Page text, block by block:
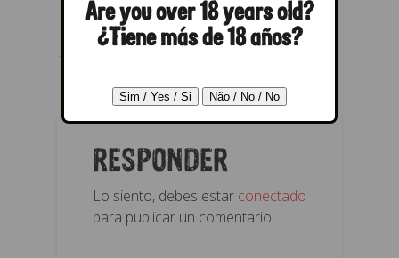
← Anterior
RESPONDER
Lo siento, debes estar conectado
para publicar un comentario.
Are you over 18 years old?
¿Tiene más de 18 años?